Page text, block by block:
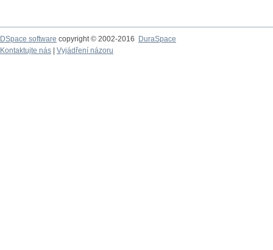
DSpace software copyright © 2002-2016
DuraSpace
Kontaktujte nás
Vyjádření názoru